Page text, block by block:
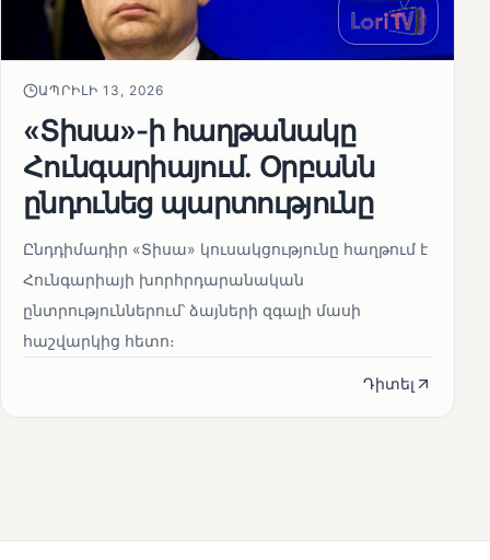
ԱՊՐԻԼԻ 13, 2026
«Տիսա»-ի հաղթանակը
Հունգարիայում․ Օրբանն
ընդունեց պարտությունը
Ընդդիմադիր «Տիսա» կուսակցությունը հաղթում է
Հունգարիայի խորհրդարանական
ընտրություններում՝ ձայների զգալի մասի
հաշվարկից հետո։
Դիտել